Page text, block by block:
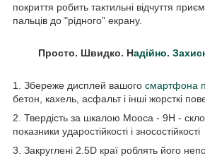
покриття робить тактильні відчуття
пальців до "рідного" екрану.
Просто. Швидко. Надійно.
1. Збереже дисплей вашого смартфона
бетон, кахель, асфальт і інші жорсткі
2. Твердість за шкалою Мооса - 9Н -
показники ударостійкості і зносостійкості
3. Закруглені 2.5D краї роблять його